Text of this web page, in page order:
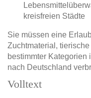
kreisfreien Städte
Sie müssen eine
Zuchtmaterial,
bestimmter Kategorien
nach Deutschland
Volltext